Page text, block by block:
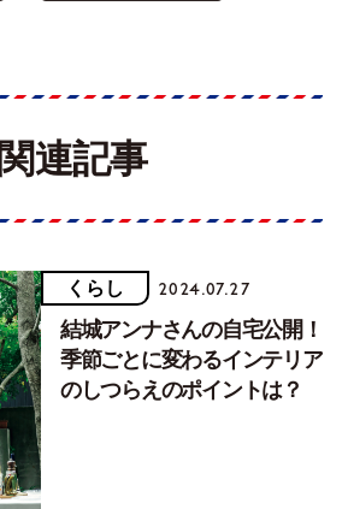
関連記事
くらし 2024.07.27
結城アンナさんの自宅公開！
季節ごとに変わるインテリア
のしつらえのポイントは？